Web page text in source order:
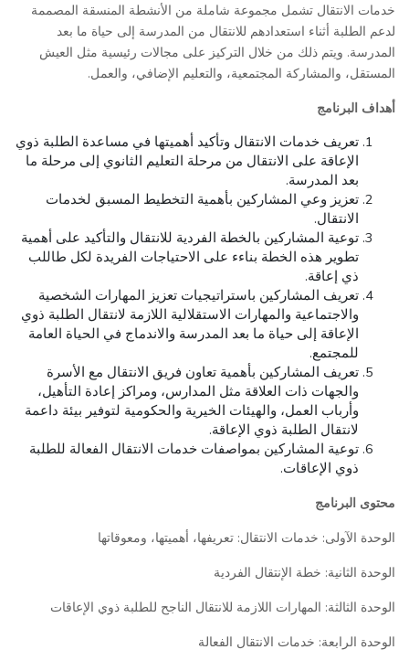
خدمات الانتقال تشمل مجموعة شاملة من الأنشطة المنسقة المصممة
لدعم الطلبة أثناء استعدادهم للانتقال من المدرسة إلى حياة ما بعد
المدرسة. ويتم ذلك من خلال التركيز على مجالات رئيسية مثل العيش
المستقل، والمشاركة المجتمعية، والتعليم الإضافي، والعمل.
أهداف البرنامج
تعريف خدمات الانتقال وتأكيد أهميتها في مساعدة الطلبة ذوي
الإعاقة على الانتقال من مرحلة التعليم الثانوي إلى مرحلة ما
بعد المدرسة.
تعزيز وعي المشاركين بأهمية التخطيط المسبق لخدمات
الانتقال.
توعية المشاركين بالخطة الفردية للانتقال والتأكيد على أهمية
تطوير هذه الخطة بناءء على الاحتياجات الفريدة لكل طاللب
ذي إعاقة.
تعريف المشاركين باستراتيجيات تعزيز المهارات الشخصية
والاجتماعية والمهارات الاستقلالية اللازمة لانتقال الطلبة ذوي
الإعاقة إلى حياة ما بعد المدرسة والاندماج في الحياة العامة
للمجتمع.
تعريف المشاركين بأهمية تعاون فريق الانتقال مع الأسرة
والجهات ذات العلاقة مثل المدارس، ومراكز إعادة التأهيل،
وأرباب العمل، والهيئات الخيرية والحكومية لتوفير بيئة داعمة
لانتقال الطلبة ذوي الإعاقة.
توعية المشاركين بمواصفات خدمات الانتقال الفعالة للطلبة
ذوي الإعاقات.
محتوى البرنامج
الوحدة الآولى: خدمات الانتقال: تعريفها، أهميتها، ومعوقاتها
الوحدة الثانية: خطة الإنتقال الفردية
الوحدة الثالثة: المهارات اللازمة للانتقال الناجح للطلبة ذوي الإعاقات
الوحدة الرابعة: خدمات الانتقال الفعالة